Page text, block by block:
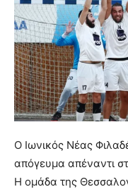
Ο Ιωνικός Νέας
απόγευμα απέναντι
Η ομάδα της